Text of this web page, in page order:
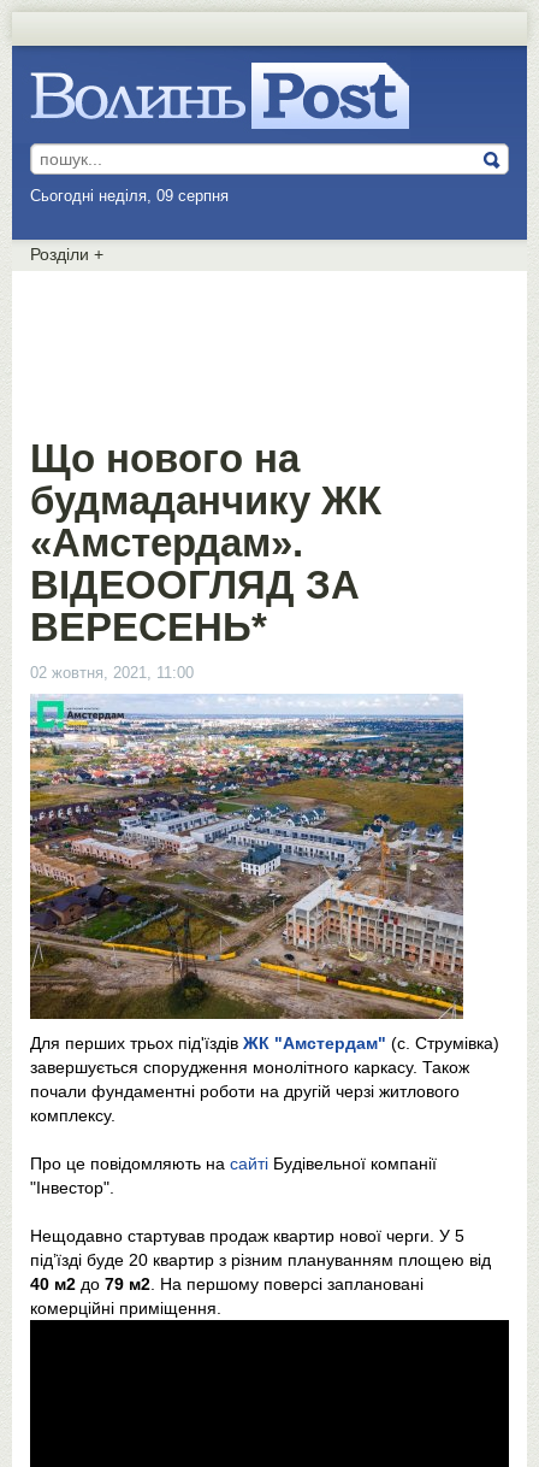
Сьогодні неділя, 09 серпня
Розділи +
Що нового на
будмаданчику ЖК
«Амстердам».
ВІДЕООГЛЯД ЗА
ВЕРЕСЕНЬ*
02 жовтня, 2021, 11:00
Для перших трьох під'їздів ЖК "Амстердам" (с. Струмівка)
завершується спорудження монолітного каркасу. Також
почали фундаментні роботи на другій черзі житлового
комплексу.
Про це повідомляють на сайті Будівельної компанії
"Інвестор".
Нещодавно стартував продаж квартир нової черги. У 5
під’їзді буде 20 квартир з різним плануванням площею від
40 м2 до 79 м2 . На першому поверсі заплановані
комерційні приміщення.